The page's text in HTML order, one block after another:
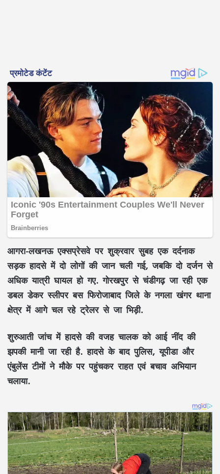
आगरा-लखनऊ एक्सप्रेसवे पर शुक्रवार सुबह एक दर्दनाक
सड़क हादसे में दो लोगों की जान चली गई, जबकि दो दर्जन से
अधिक यात्री घायल हो गए. गोरखपुर से चंडीगढ़ जा रही एक
डबल डेकर स्लीपर बस फिरोजाबाद जिले के नगला खंगर थाना
क्षेत्र में आगे चल रहे ट्रेलर से जा भिड़ी.
शुरुआती जांच में हादसे की वजह चालक को आई नींद की
झपकी मानी जा रही है. हादसे के बाद पुलिस, यूपीडा और
एंबुलेंस टीमों ने मौके पर पहुंचकर राहत एवं बचाव अभियान
चलाया.